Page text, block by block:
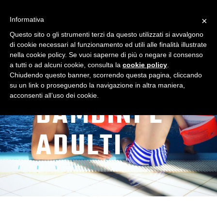
NUOTO
BAMBINI E
ADULTI
×
Informativa
Questo sito o gli strumenti terzi da questo utilizzati si avvalgono
di cookie necessari al funzionamento ed utili alle finalità illustrate
nella cookie policy. Se vuoi saperne di più o negare il consenso
a tutti o ad alcuni cookie, consulta la cookie policy
Chiudendo questo banner, scorrendo questa pagina, cliccando
su un link o proseguendo la navigazione in altra maniera,
acconsenti all’uso dei cookie.